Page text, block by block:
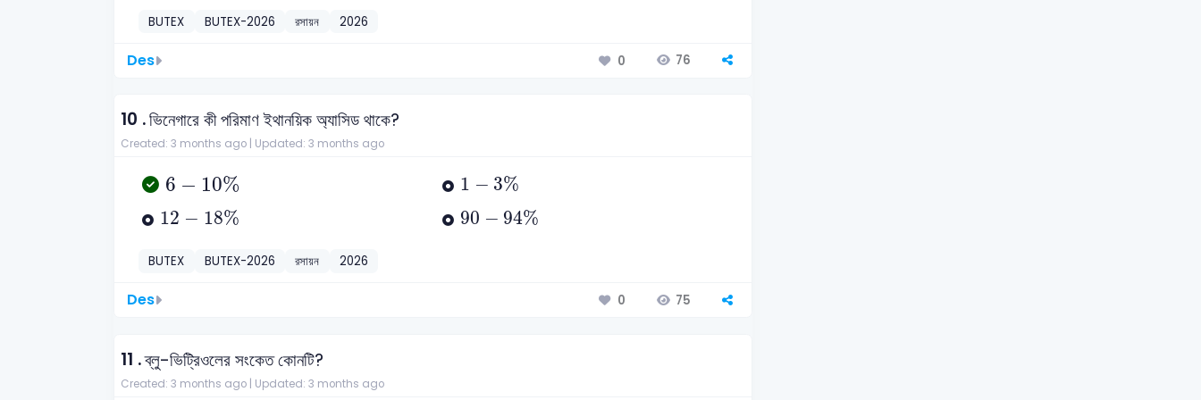
BUTEX BUTEX-2026 রসায়ন 2026
Des 0 76
10 .ভিনেগারে কী পরিমাণ ইথানয়িক অ্যাসিড থাকে?
Created: 3 months ago | Updated: 3 months ago
6 − 10%
6 10% 1 − 3%
1- %
12 − 18%
12- 18% 90 − 94%
90 94%
BUTEX BUTEX-2026 রসায়ন 2026
Des 0 75
11 .ব্লু-ভিট্রিওলের সংকেত কোনটি?
Created: 3 months ago | Updated: 3 months ago